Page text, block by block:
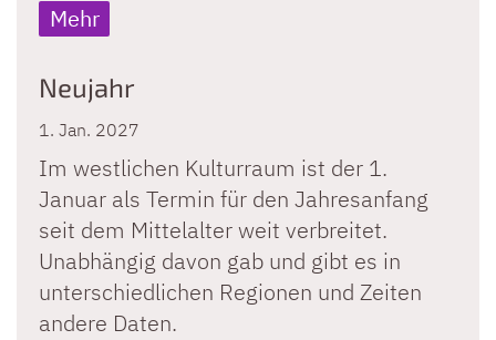
Mehr
Neujahr
1. Jan. 2027
Im westlichen Kulturraum ist der 1.
Januar als Termin für den Jahresanfang
seit dem Mittelalter weit verbreitet.
Unabhängig davon gab und gibt es in
unterschiedlichen Regionen und Zeiten
andere Daten.